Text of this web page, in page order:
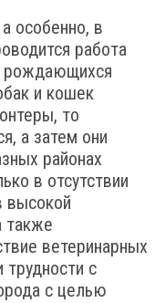
особенно, в
работа
рождающихся
и кошек
то
а затем они
районах
в отсутствии
высокой
также
ветеринарных
трудности с
с целью